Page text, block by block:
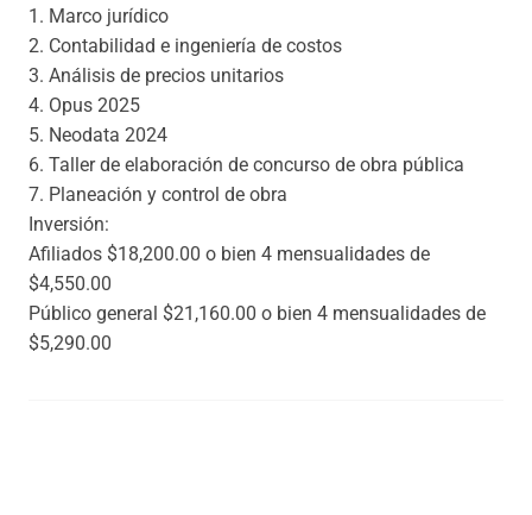
1. Marco jurídico
2. Contabilidad e ingeniería de costos
3. Análisis de precios unitarios
4. Opus 2025
5. Neodata 2024
6. Taller de elaboración de concurso de obra pública
7. Planeación y control de obra
Inversión:
Afiliados $18,200.00 o bien 4 mensualidades de
$4,550.00
Público general $21,160.00 o bien 4 mensualidades de
$5,290.00